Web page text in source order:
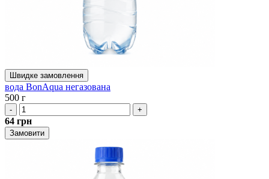
Швидке замовлення
вода BonAqua негазована
500 г
- +
64 грн
Замовити